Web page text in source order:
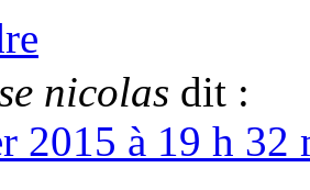
nicolas dit :
2015 à 19 h 32